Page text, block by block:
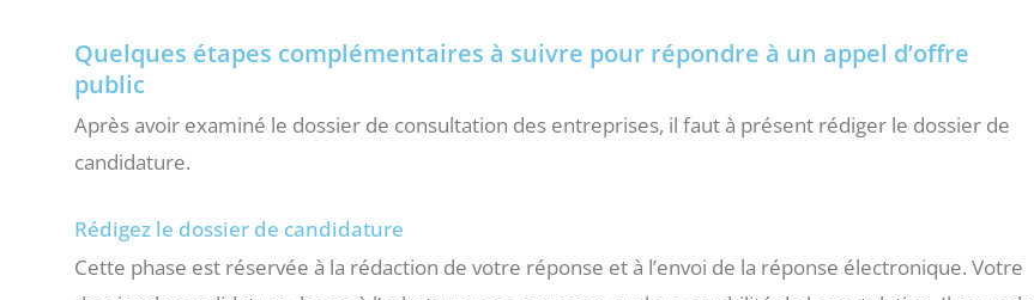
Quelques étapes complémentaires à suivre pour répondre à un appel d’offre
public
Après avoir examiné le dossier de consultation des entreprises, il faut à présent rédiger le dossier de
candidature.
Rédigez le dossier de candidature
Cette phase est réservée à la rédaction de votre réponse et à l’envoi de la réponse électronique. Votre